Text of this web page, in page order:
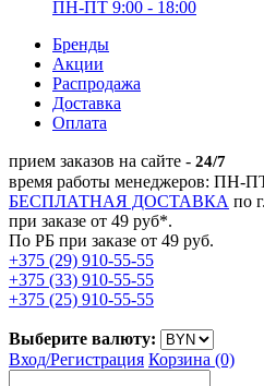
ПН-ПТ 9:00 - 18:00
Бренды
Акции
Распродажа
Доставка
Оплата
прием заказов на сайте - 24/7
время работы менеджеров: ПН-
БЕСПЛАТНАЯ ДОСТАВКА по
при заказе от 49 руб*.
По РБ при заказе от 49 руб.
+375 (29) 910-55-55
+375 (33) 910-55-55
+375 (25) 910-55-55
Выберите валюту:
Вход/Регистрация Корзина (0)